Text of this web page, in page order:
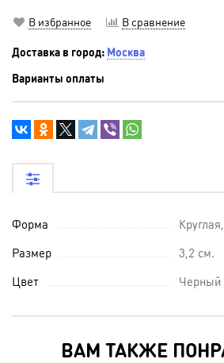
В избранное В сравнение
Доставка в город: Москва
Варианты оплаты
Форма
Размер
3,2 см.
Цвет
Черный
ВАМ ТАКЖЕ